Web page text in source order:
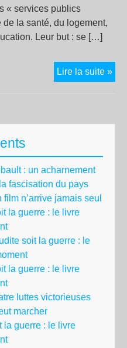
« services publics
la santé, du logement,
Leur but : se […]
Lire la suite »Ni
–
: un acharnement
fascisation du pays
film n’arrive jamais seul
la guerre : le livre
soit la guerre : le
la guerre : le livre
luttes victorieuses
marcher
la guerre : le livre